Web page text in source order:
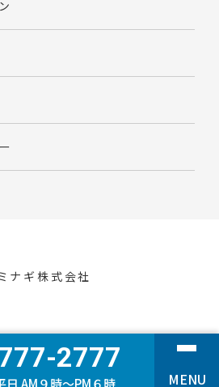
ナギ株式会社
2777
日 AM９時〜PM６時 MENU